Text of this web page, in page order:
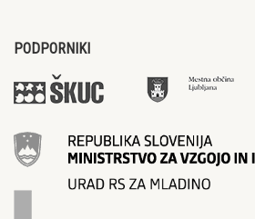
PODPORNIKI